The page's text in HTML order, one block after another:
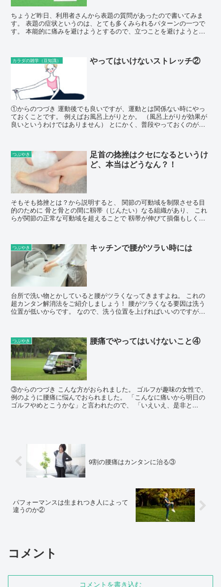
ちょうど昨日、利用者さんから表題の質問があったので書いてみま
す。 表題の症状というのは、とても多くみられるパターンの一つで
す。 本能的に痛みを避けようとするので、立つことを避けようとし
カラダの雑学（豆知識） やってはいけないストレッチ②
①からのつづき 運動後でも良いですが、運動とは関係ない時にやっ
ておくことです。 例えばお風呂上がりとか。 （風呂上がりが効果が
良いというわけではありません） とにかく、普段やっておくのがス
つぶやき
足首の捻挫はクセになるというけ
ど、本当はどうなん？！
そもそも捻挫とは？から説明すると、 関節の可動域を制限させる目
的のために 骨と骨との間に靱帯（じんたい）なる組織があり、 これ
らが関節の正常な可動域を超えることで 靱帯が伸びて損傷もしくは
つぶやき キッチンで腰がツラい時には
台所で洗い物とかしていると腰がツラくなってきますよね。 これの
超カンタン解消法をご紹介しましょう！ 腰がツラくなる要因は洗う
位置が低いからです。 なので、洗う位置を上げればいいのですが、
つぶやき 腰痛でやってはいけないこと④
③からのつづき こんな方がおられました。 ゴルフが趣味の女性で、
例のように腰痛に悩んでおられました。 「こんなに痛いから明日の
ゴルフやめとこうかな」と言われたので、 「いえいえ、是非と...
9割の腰痛はカンタンに治る③
パフォーマンスは生まれつき人によって
違うのか②
コメント
コメントを書き込む